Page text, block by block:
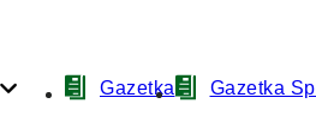
NawigacjaGazetka Gazetka